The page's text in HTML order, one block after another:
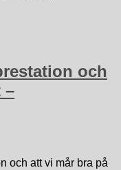
och
–
och att vi mår bra på